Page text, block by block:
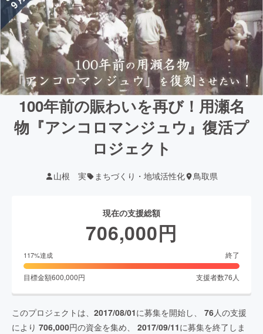
100年前の賑わいを再び！用瀬名
物『アンコロマンジュウ』復活プ
ロジェクト
山根 実 まちづくり・地域活性化 鳥取県
現在の支援総額
706,000円
117%達成 終了
目標金額600,000円 支援者数76人
このプロジェクトは、 2017/08/01に募集を開始し、 76人の支援
により 706,000円の資金を集め、 2017/09/11に募集を終了しま